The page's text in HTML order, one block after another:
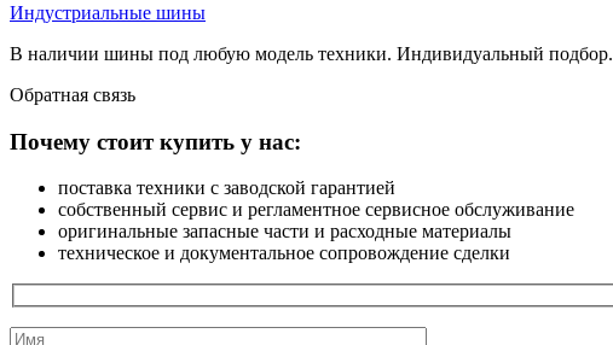
Индустриальные шины
В наличии шины под любую модель техники. Индивидуальный подбор.
Обратная связь
Почему стоит купить у нас:
поставка техники с заводской гарантией
собственный сервис и регламентное сервисное обслуживание
оригинальные запасные части и расходные материалы
техническое и документальное сопровождение сделки